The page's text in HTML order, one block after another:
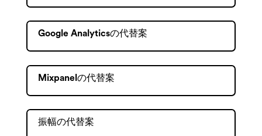
Google Analyticsの代替案
Mixpanelの代替案
振幅の代替案